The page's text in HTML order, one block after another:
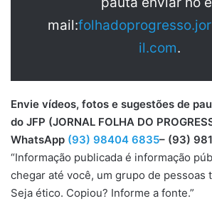
mail:
il.com.
Envie vídeos, fotos e sugestões de
do JFP (JORNAL FOLHA DO
WhatsApp (93) 98404 6835– (93)
“Informação publicada é informação
chegar até você, um grupo de pessoas
Seja ético. Copiou? Informe a fonte.”